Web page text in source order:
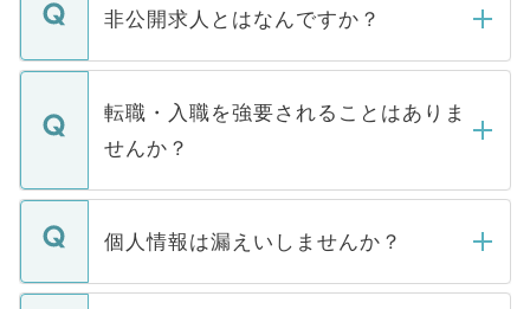
登録内容を確認し、その後メールもしくは
ます。通常、5営業日以内にはご連絡をせて
いただきますので、しばらくお待ちくださ
非公開求人とはなんですか？
マイナビDOCTORで取り扱っている求人の
うち約3割は、Webサイトからご覧いただ
けない「非公開求人」です。非公開求人は
下記の理由によって、一般には公開してい
ません。
■応募殺到を避けるため 人気のある医療機
関を公にしてしまうと、応募が殺到する場
転職・入職を強要されることはありま
せんか？
転職・入職を強要することは一切ありませ
ん。また、仮に応募先から内定をいただい
定を承諾する必要はありません。内定先へ
個人情報は漏えいしませんか？
個人情報が漏えいすることはありませんの